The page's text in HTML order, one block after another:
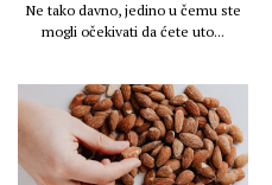
Ne tako davno, jedino u čemu ste
mogli očekivati da ćete uto...